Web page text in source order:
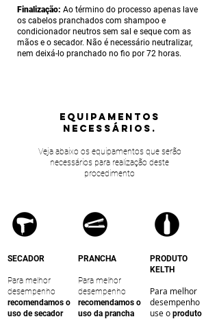
Finalização: Ao término do processo apenas lave
os cabelos pranchados com shampoo e
condicionador neutros sem sal e seque com as
mãos e o secador. Não é necessário neutralizar,
nem deixá-lo pranchado no fio por 72 horas.
equipamentos
NECESSÁRIOS.
Veja abaixo os equipamentos que serão
necessários para realização deste
procedimento
SECADOR
Para melhor
desempenho
recomendamos o
uso de secador
PRANCHA
Para melhor
desempenho
recomendamos o
uso da prancha
PRODUTO
KELTH
Para melhor
desempenho
use o produto